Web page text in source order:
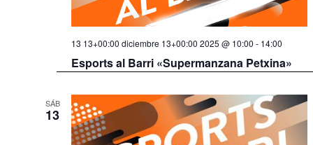
13 13+00:00 diciembre 13+00:00 2025 @ 10:00 - 14:00
Esports al Barri «Supermanzana Petxina»
SÁB
13